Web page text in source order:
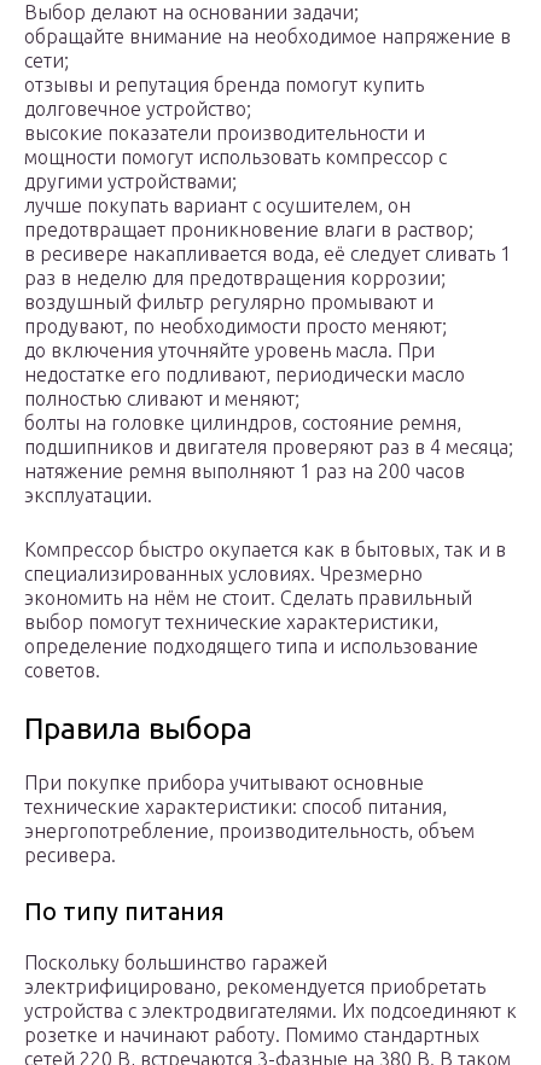
Выбор делают на основании задачи;
обращайте внимание на необходимое напряжение в
сети;
отзывы и репутация бренда помогут купить
долговечное устройство;
высокие показатели производительности и
мощности помогут использовать компрессор с
другими устройствами;
лучше покупать вариант с осушителем, он
предотвращает проникновение влаги в раствор;
в ресивере накапливается вода, её следует сливать 1
раз в неделю для предотвращения коррозии;
воздушный фильтр регулярно промывают и
продувают, по необходимости просто меняют;
до включения уточняйте уровень масла. При
недостатке его подливают, периодически масло
полностью сливают и меняют;
болты на головке цилиндров, состояние ремня,
подшипников и двигателя проверяют раз в 4 месяца;
натяжение ремня выполняют 1 раз на 200 часов
эксплуатации.
Компрессор быстро окупается как в бытовых, так и в
специализированных условиях. Чрезмерно
экономить на нём не стоит. Сделать правильный
выбор помогут технические характеристики,
определение подходящего типа и использование
советов.
Правила выбора
При покупке прибора учитывают основные
технические характеристики: способ питания,
энергопотребление, производительность, объем
ресивера.
По типу питания
Поскольку большинство гаражей
электрифицировано, рекомендуется приобретать
устройства с электродвигателями. Их подсоединяют к
розетке и начинают работу. Помимо стандартных
сетей 220 В, встречаются 3-фазные на 380 В. В таком